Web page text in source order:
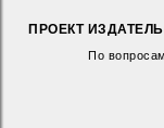
ПРОЕКТ
По